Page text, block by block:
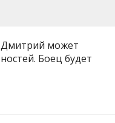
Дмитрий может
Боец будет